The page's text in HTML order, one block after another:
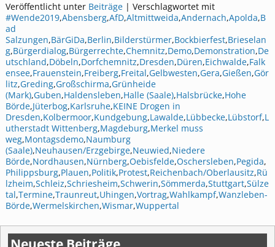
Veröffentlicht unter Beiträge| Verschlagwortet mit
#Wende2019,Abensberg,AfD,Altmittweida,Andernach,Apolda,B
ad
Salzungen,BärGiDa,Berlin,Bilderstürmer,Bockbierfest,Brieselan
g,Bürgerdialog,Bürgerrechte,Chemnitz,Demo,Demonstration,De
utschland,Döbeln,Dorfchemnitz,Dresden,Düren,Eichwalde,Falk
ensee,Frauenstein,Freiberg,Freital,Gelbwesten,Gera,Gießen,Gör
litz,Greding,Großschirma,Grünheide
(Mark),Guben,Haldensleben,Halle (Saale),Halsbrücke,Hohe
Börde,Jüterbog,Karlsruhe,KEINE Drogen in
Dresden,Kolbermoor,Kundgebung,Lawalde,Lübbecke,Lübstorf,L
utherstadt Wittenberg,Magdeburg,Merkel muss
weg,Montagsdemo,Naumburg
(Saale),Neuhausen/Erzgebirge,Neuwied,Niedere
Börde,Nordhausen,Nürnberg,Oebisfelde,Oschersleben,Pegida,
Philippsburg,Plauen,Politik,Protest,Reichenbach/Oberlausitz,Rü
lzheim,Schleiz,Schriesheim,Schwerin,Sömmerda,Stuttgart,Sülze
tal,Termine,Traunreut,Uhingen,Vortrag,Wahlkampf,Wanzleben-
Börde,Wermelskirchen,Wismar,Wuppertal